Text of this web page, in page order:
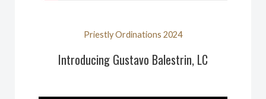
Priestly Ordinations 2024
Introducing Gustavo Balestrin, LC